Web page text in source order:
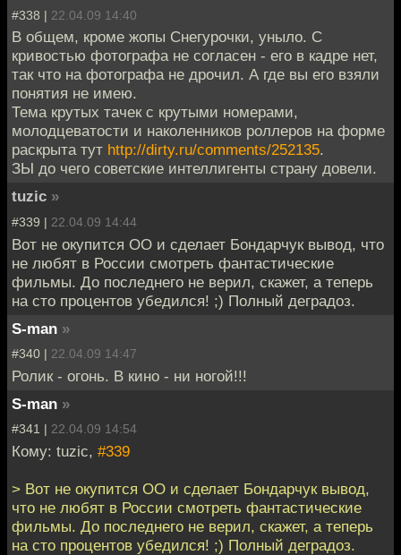
#338 | 22.04.09 14:40
В общем, кроме жопы Снегурочки, уныло. С
кривостью фотографа не согласен - его в кадре нет,
так что на фотографа не дрочил. А где вы его взяли
понятия не имею.
Тема крутых тачек с крутыми номерами,
молодцеватости и наколенников роллеров на форме
раскрыта тут http://dirty.ru/comments/252135.
ЗЫ до чего советские интеллигенты страну довели.
tuzic »
#339 | 22.04.09 14:44
Вот не окупится ОО и сделает Бондарчук вывод, что
не любят в России смотреть фантастические
фильмы. До последнего не верил, скажет, а теперь
на сто процентов убедился! ;) Полный деградоз.
S-man »
#340 | 22.04.09 14:47
Ролик - огонь. В кино - ни ногой!!!
S-man »
#341 | 22.04.09 14:54
Кому: tuzic, #339
> Вот не окупится ОО и сделает Бондарчук вывод,
что не любят в России смотреть фантастические
фильмы. До последнего не верил, скажет, а теперь
на сто процентов убедился! ;) Полный деградоз.